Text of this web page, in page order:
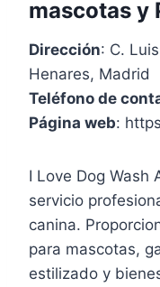
mascotas y
Dirección: C.
Henares, Madrid
Teléfono de
Página web:
I Love Dog Wash
servicio
canina.
para mascotas,
estilizado y